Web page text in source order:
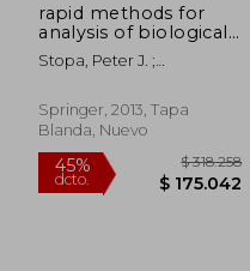
rapid methods for
analysis of biological
materials in the
environment (en
Stopa, Peter J. ;
Springer, 2013, Tapa
Blanda, Nuevo